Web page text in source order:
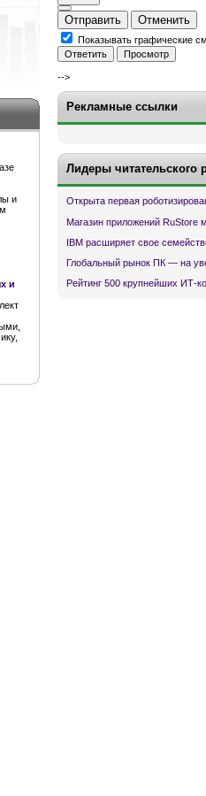
и
и
Отправить
Отменить
Показывать графические
-->
Рекламные ссылки
Лидеры читательского
Открыта первая
Магазин приложений RuStore
IBM расширяет свое
Глобальный рынок ПК — на
Рейтинг 500 крупнейших ИТ-